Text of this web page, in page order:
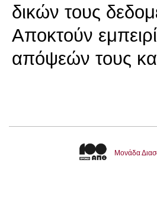
δικών τους
Αποκτούν
απόψεών τους
Μονάδα